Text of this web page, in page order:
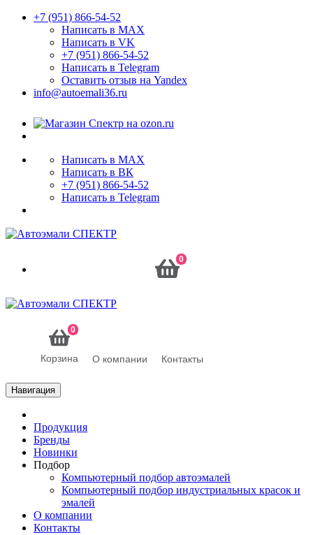
+7 (951) 866-54-52
Написать в MAX
Написать в VK
+7 (951) 866-54-52
Написать в Telegram
Оставить отзыв на Yandex
info@autoemali36.ru
Написать в MAX
Написать в ВК
+7 (951) 866-54-52
Написать в Telegram
0
0
Корзина О компании Контакты
Навигация
Продукция
Бренды
Новинки
Подбор
Компьютерный подбор автоэмалей
Компьютерный подбор индустриальных красок и
эмалей
О компании
Контакты